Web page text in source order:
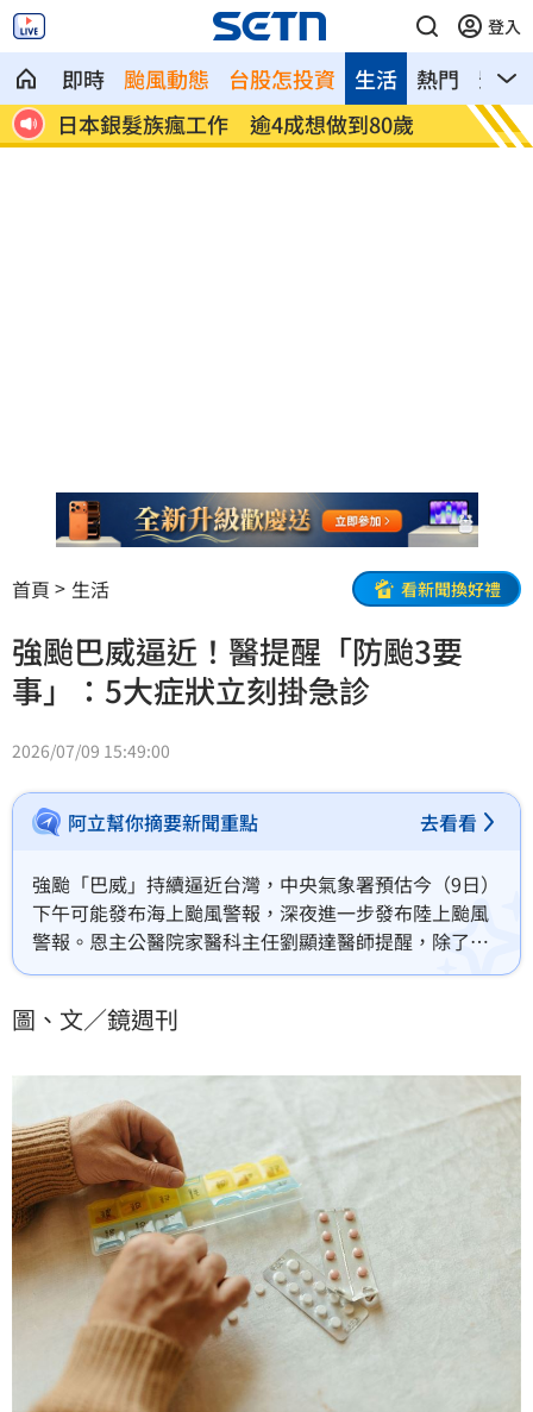
登入
即時 颱風動態 台股怎投資 熱門 影音
生活
日本銀髮族瘋工作 逾4成想做到80歲
解散
場
首頁 生活 看新聞換好禮
強颱巴威逼近！醫提醒「防颱3要
事」：5大症狀立刻掛急診
2026/07/09 15:49:00
阿立幫你摘要新聞重點 去看看
強颱「巴威」持續逼近台灣，中央氣象署預估今（9日）
下午可能發布海上颱風警報，深夜進一步發布陸上颱風
警報。恩主公醫院家醫科主任劉顯達醫師提醒，除了關
注颱風假與防颱準備之外，有慢性病患者、獨居長者與
健康準備。
圖、文／鏡週刊